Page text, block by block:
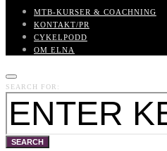
MTB-KURSER & COACHNING
KONTAKT/PR
CYKELPODD
OM ELNA
SEARCH FOR:
SEARCH